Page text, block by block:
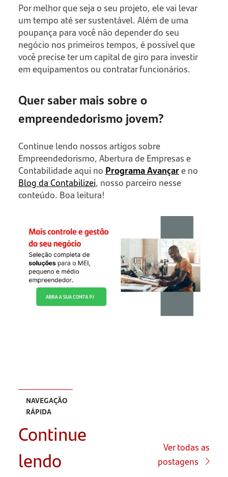
Por melhor que seja o seu projeto, ele vai levar
um tempo até ser sustentável. Além de uma
poupança para você não depender do seu
negócio nos primeiros tempos, é possível que
você precise ter um capital de giro para investir
em equipamentos ou contratar funcionários.
Quer saber mais sobre o
empreendedorismo jovem?
Continue lendo nossos artigos sobre
Empreendedorismo, Abertura de Empresas e
Contabilidade aqui no Programa Avançare no
Blog da Contabilizei, nosso parceiro nesse
conteúdo. Boa leitura!
NAVEGAÇÃO
RÁPIDA
Conhecimento:
o início de
Continue
lendo
Ver todas as
postagens